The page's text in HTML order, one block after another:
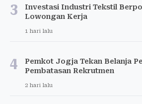
3
Investasi Industri Tekstil
Lowongan Kerja
1 hari lalu
4
Pemkot Jogja Tekan Belanja
Pembatasan Rekrutmen
2 hari lalu